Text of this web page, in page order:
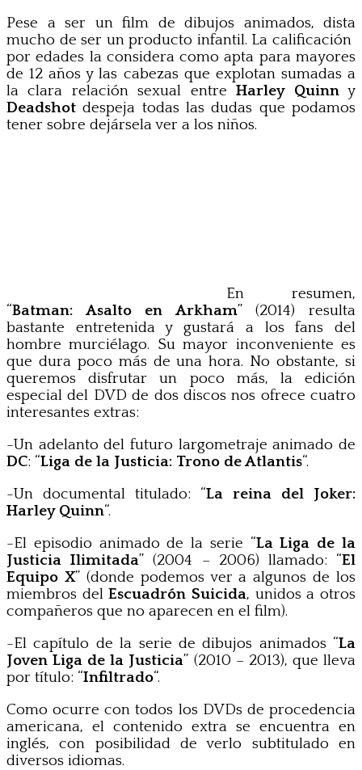
Pese a ser un film de dibujos animados, dista
mucho de ser un producto infantil. La calificación
por edades la considera como apta para mayores
de 12 años y las cabezas que explotan sumadas a
la clara relación sexual entre Harley Quinny
Deadshot despeja todas las dudas que podamos
tener sobre dejársela ver a los niños.
En resumen,
“Batman: Asalto en Arkham” (2014) resulta
bastante entretenida y gustará a los fans del
hombre murciélago. Su mayor inconveniente es
que dura poco más de una hora. No obstante, si
queremos disfrutar un poco más, la edición
especial del DVD de dos discos nos ofrece cuatro
interesantes extras:
-Un adelanto del futuro largometraje animado de
DC: “Liga de la Justicia: Trono de Atlantis“.
-Un documental titulado: “La reina del Joker:
Harley Quinn“.
-El episodio animado de la serie “La Liga de la
Justicia Ilimitada” (2004 – 2006) llamado: “El
Equipo X” (donde podemos ver a algunos de los
miembros delEscuadrón Suicida, unidos a otros
compañeros que no aparecen en el film).
-El capítulo de la serie de dibujos animados “La
Joven Liga de la Justicia” (2010 – 2013), que lleva
por título: “Infiltrado“.
Como ocurre con todos los DVDs de procedencia
americana, el contenido extra se encuentra en
inglés, con posibilidad de verlo subtitulado en
diversos idiomas.